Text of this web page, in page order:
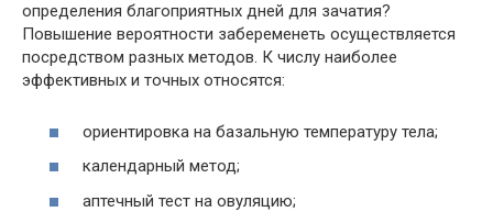
определения благоприятных дней для зачатия?
Повышение вероятности забеременеть осуществляется
посредством разных методов. К числу наиболее
эффективных и точных относятся:
ориентировка на базальную температуру тела;
календарный метод;
аптечный тест на овуляцию;